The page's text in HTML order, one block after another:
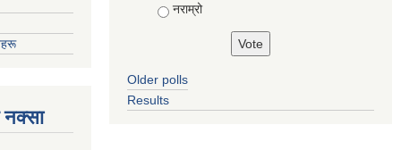
नक्सा
नराम्रो
Older polls
Results